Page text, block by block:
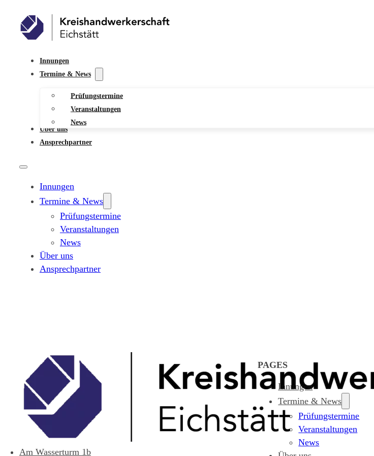
Innungen
Termine & News
Prüfungstermine
Veranstaltungen
News
Über uns
Ansprechpartner
Innungen
Termine & News
Prüfungstermine
Veranstaltungen
News
Über uns
Ansprechpartner
Am Wasserturm 1b
PAGES
Innungen
Termine & News
Prüfungstermine
Veranstaltungen
News